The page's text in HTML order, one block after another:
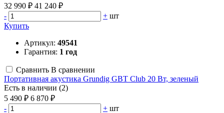
32 990 ₽ 41 240 ₽
-
+ шт
Купить
Артикул: 49541
Гарантия: 1 год
Сравнить В сравнении
Портативная акустика Grundig GBT Club 20 Вт, зеленый
Есть в наличии (2)
5 490 ₽ 6 870 ₽
-
+ шт